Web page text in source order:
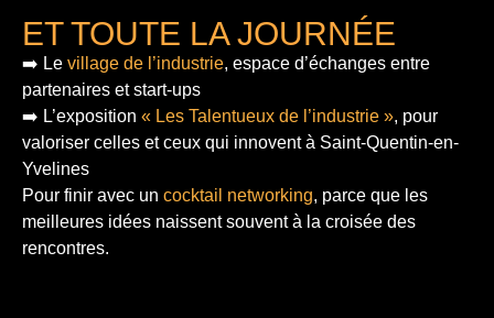
ET TOUTE LA JOURNÉE
➡️ Le village de l’industrie, espace d’échanges entre
partenaires et start-ups
➡️ L’exposition « Les Talentueux de l’industrie », pour
valoriser celles et ceux qui innovent à Saint-Quentin-en-
Yvelines
Pour finir avec un cocktail networking, parce que les
meilleures idées naissent souvent à la croisée des
rencontres.